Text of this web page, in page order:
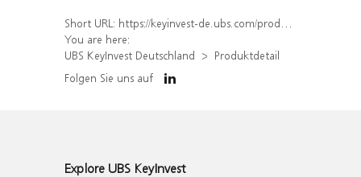
Short URL: https://keyinvest-de.ubs.com/produkt/detail/index/isin/DE000WA8J6T8
You are here:
UBS KeyInvest Deutschland
Produktdetail
Folgen Sie uns auf
Explore UBS KeyInvest